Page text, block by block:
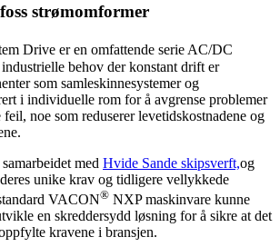
strømomformer
Drive er en omfattende serie AC/DC
behov der konstant drift er
som samleskinnesystemer og
i individuelle rom for å avgrense problemer
noe som reduserer levetidskostnadene og
med Hvide Sande skipsverft,og
unike krav og tidligere vellykkede
VACON® NXP maskinvare kunne
en skreddersydd løsning for å sikre at det
kravene i bransjen.